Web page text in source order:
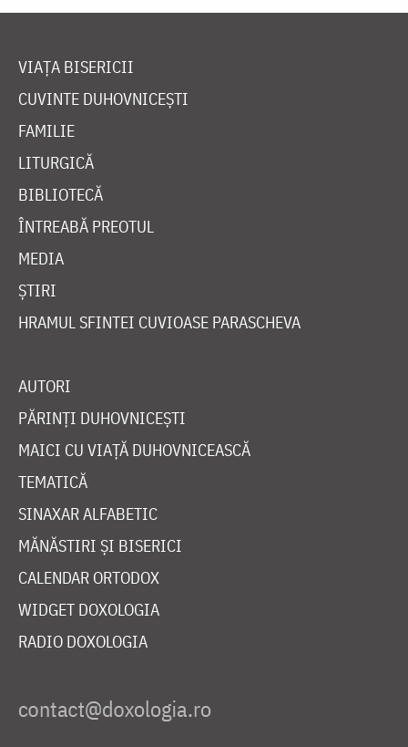
VIAȚA BISERICII
CUVINTE DUHOVNICEȘTI
FAMILIE
LITURGICĂ
BIBLIOTECĂ
ÎNTREABĂ PREOTUL
MEDIA
ȘTIRI
HRAMUL SFINTEI CUVIOASE PARASCHEVA
AUTORI
PĂRINȚI DUHOVNICEȘTI
MAICI CU VIAȚĂ DUHOVNICEASCĂ
TEMATICĂ
SINAXAR ALFABETIC
MĂNĂSTIRI ȘI BISERICI
CALENDAR ORTODOX
WIDGET DOXOLOGIA
RADIO DOXOLOGIA